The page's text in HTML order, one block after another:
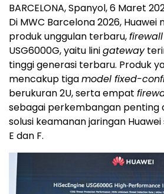
BARCELONA, Spanyol, 6 Maret
Di MWC Barcelona 2026,
produk unggulan terbaru,firewall
USG6000G, yaitu linigateway
tinggi generasi terbaru. Produk
mencakup tigamodel fixed-
berukuran 2U, serta empat
sebagai perkembangan penting
solusi keamanan jaringan
E dan F.